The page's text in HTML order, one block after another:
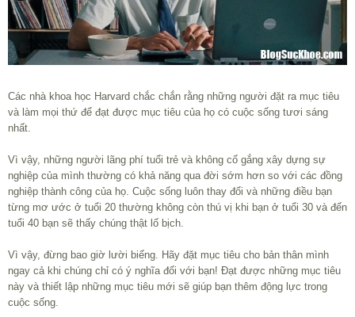
Các nhà khoa học Harvard chắc chắn rằng những người đặt ra mục tiêu
và làm mọi thứ để đạt được mục tiêu của họ có cuộc sống tươi sáng
nhất.
Vì vậy, những người lãng phí tuổi trẻ và không cố gắng xây dựng sự
nghiệp của mình thường có khả năng qua đời sớm hơn so với các đồng
nghiệp thành công của họ. Cuộc sống luôn thay đổi và những điều bạn
từng mơ ước ở tuổi 20 thường không còn thú vị khi bạn ở tuổi 30 và đến
tuổi 40 bạn sẽ thấy chúng thật lố bịch.
Vì vậy, đừng bao giờ lười biếng. Hãy đặt mục tiêu cho bản thân mình
ngay cả khi chúng chỉ có ý nghĩa đối với bạn! Đạt được những mục tiêu
này và thiết lập những mục tiêu mới sẽ giúp bạn thêm động lực trong
cuộc sống.